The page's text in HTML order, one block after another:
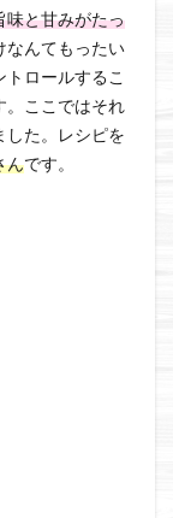
味と甘みがたっ
なんてもったい
ロールするこ
。ここではそれ
した。レシピを
んです。